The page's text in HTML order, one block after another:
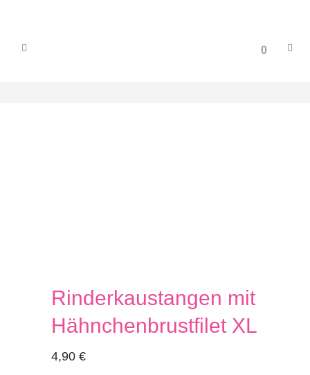
0
Rinderkaustangen mit
Hähnchenbrustfilet XL
4,90 €